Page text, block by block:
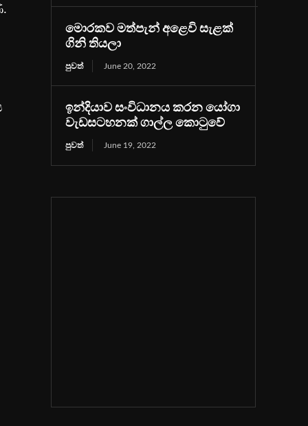
මොරකව මත්පැන් අළෙවි සැළක්
ගිනි තියලා
පුවත් June 20, 2022
ඉන්දියාව සංවිධානය කරන යෝගා
වැඩසටහනක් ගාල්ල කොටුවේ
පුවත් June 19, 2022